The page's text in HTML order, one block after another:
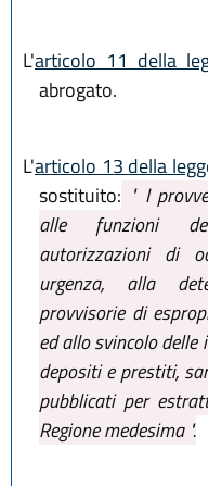
L'articolo 11 della
abrogato.
L'articolo 13 della
sostituito: " I
alle funzioni
autorizzazioni di
urgenza, alla
provvisorie di
ed allo svincolo
depositi e prestiti,
pubblicati per
Regione medesima ".